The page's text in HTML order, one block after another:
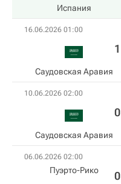
Испания
16.06.2026 01:00
Саудовская Аравия
1
10.06.2026 02:00
Саудовская Аравия
0
06.06.2026 02:00
Пуэрто-Рико 0